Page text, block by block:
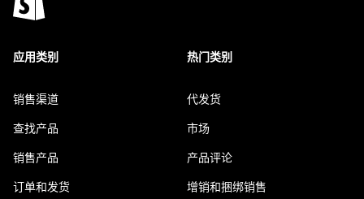
应用类别
销售渠道
查找产品
销售产品
订单和发货
热门类别
代发货
市场
产品评论
增销和捆绑销售